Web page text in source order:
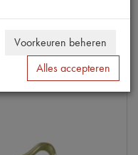
Voorkeuren beheren
Alles accepteren